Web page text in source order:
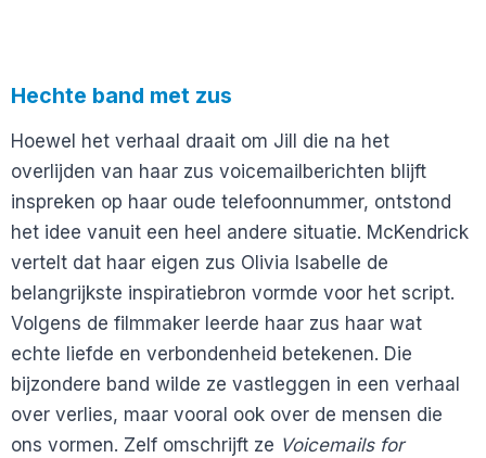
Hechte band met zus
Hoewel het verhaal draait om Jill die na het
overlijden van haar zus voicemailberichten blijft
inspreken op haar oude telefoonnummer, ontstond
het idee vanuit een heel andere situatie. McKendrick
vertelt dat haar eigen zus Olivia Isabelle de
belangrijkste inspiratiebron vormde voor het script.
Volgens de filmmaker leerde haar zus haar wat
echte liefde en verbondenheid betekenen. Die
bijzondere band wilde ze vastleggen in een verhaal
over verlies, maar vooral ook over de mensen die
ons vormen. Zelf omschrijft ze Voicemails for